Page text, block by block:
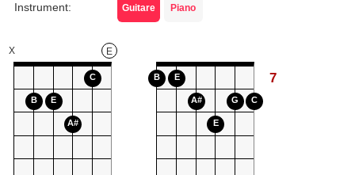
Instrument: Guitare Piano
B E
A#
C
E
X
B E
A#
E
G C
7